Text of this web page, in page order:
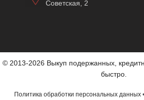
Советская, 2
© 2013-2026 Выкуп подержанных,
быстро.
Политика обработки персональных данных•